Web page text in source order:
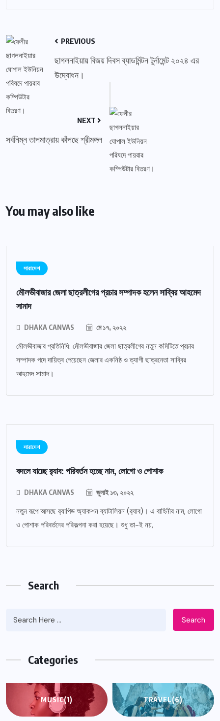
PREVIOUS
ছাগলনাইয়ায় বিজয় দিবস ব্যাডমিন্টন টুর্নামেন্ট ২০২৪ এর
উদ্বোধন।
NEXT
সর্বনিম্ন তাপমাত্রায় কাঁপছে শ্রীমঙ্গল
You may also like
সারাদেশ
মৌলভীবাজার জেলা ছাত্রলীগের প্রচার সম্পাদক হলেন সাব্বির আহমেদ
সামাদ
DHAKA CANVAS মে ১৭, ২০২২
মৌলভীবাজার প্রতিনিধি: মৌলভীবাজার জেলা ছাত্রলীগের নতুন কমিটিতে প্রচার
সম্পাদক পদে দায়িত্ব পেয়েছেন জেলার একনিষ্ঠ ও ত্যাগী ছাত্রনেতা সাব্বির
আহমেদ সামাদ।
সারাদেশ
বদলে যাচ্ছে র‌্যাব: পরিবর্তন হচ্ছে নাম, লোগো ও পোশাক
DHAKA CANVAS জুলাই ১৩, ২০২২
নতুন রূপে আসছে র‌্যাপিড অ্যাকশন ব্যাটালিয়ন (র‌্যাব)। এ বাহিনীর নাম, লোগো
ও পোশাক পরিবর্তনের পরিকল্পনা করা হয়েছে। শুধু তা-ই নয়,
Search
Search
Categories
MUSIC(1) TRAVEL(6)